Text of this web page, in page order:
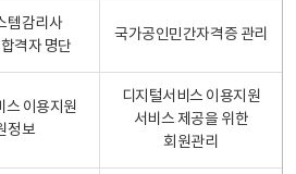
템감리사
격자 명단
국가공인민간자격증 관리
스 이용지원
정보
디지털서비스 이용지원
서비스 제공을 위한
회원관리